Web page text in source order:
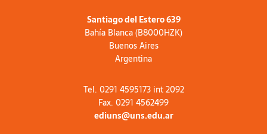
Santiago del Estero 639
Bahía Blanca (B8000HZK)
Buenos Aires
Argentina
Tel. 0291 4595173 int 2092
Fax. 0291 4562499
ediuns@uns.edu.ar